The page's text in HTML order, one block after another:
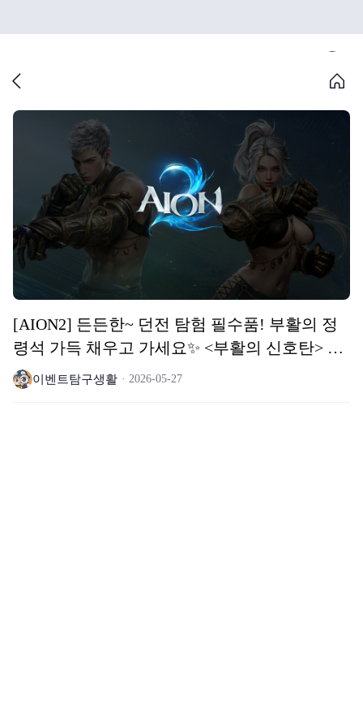
[AION2] 든든한~ 던전 탐험 필수품! 부활의 정
령석 가득 채우고 가세요✨ <부활의 신호탄> 이
벤트이벤트탐구생활 2026-05-27